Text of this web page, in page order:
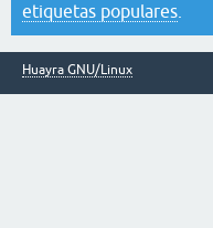
etiquetas populares
Huayra GNU/Linux